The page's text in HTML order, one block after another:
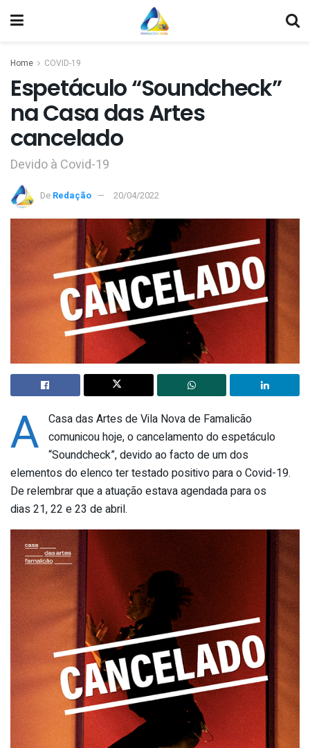
Home COVID-19
Espetáculo “Soundcheck”
na Casa das Artes
cancelado
Devido à Covid-19
De Redação 20/04/2022
A Casa das Artes de Vila Nova de Famalicão
comunicou hoje, o cancelamento do espetáculo
“Soundcheck”, devido ao facto de um dos
elementos do elenco ter testado positivo para o Covid-19.
De relembrar que a atuação estavaagendada para os
dias 21, 22 e 23 de abril.